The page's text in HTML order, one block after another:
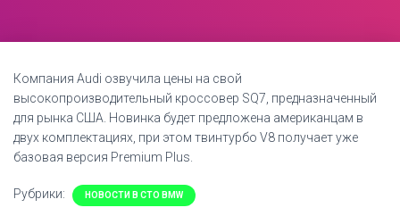
Компания Audi озвучила цены на свой
высокопроизводительный кроссовер SQ7, предназначенный
для рынка США. Новинка будет предложена американцам в
двух комплектациях, при этом твинтурбо V8 получает уже
базовая версия Premium Plus.
Рубрики: НОВОСТИ В СТО BMW